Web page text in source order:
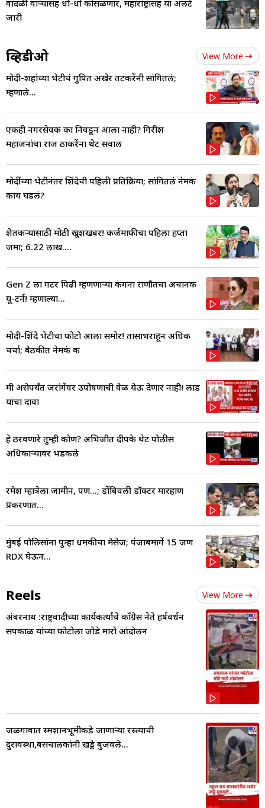
वादळी वाऱ्यासह धो-धो कोसळणार, महाराष्ट्रासह या अलर्ट
जारी
व्हिडीओ View More
मोदी-शहांच्या भेटीचं गुपित अखेर तटकरेंनी सांगितलं;
म्हणाले...
एकही नगरसेवक का निवडून आला नाही? गिरीश
महाजनांचा राज ठाकरेंना थेट सवाल
मोदींच्या भेटीनंतर शिंदेची पहिली प्रतिक्रिया; सांगितलं नेमकं
काय घडलं?
शेतकऱ्यांसाठी मोठी खुशखबर! कर्जमाफीचा पहिला हप्ता
जमा; 6.22 लाख....
Gen Z ला गटर पिढी म्हणणाऱ्या कंगना राणौतचा अचानक
यू-टर्न! म्हणाल्या...
मोदी-शिंदे भेटीचा फोटो आला समोर! तासाभराहून अधिक
चर्चा; बैठकीत नेमकं क
मी असेपर्यंत जरांगेंवर उपोषणाची वेळ येऊ देणार नाही! लाड
यांचा दावा
हे ठरवणारे तुम्ही कोण? अभिजीत दीपके थेट पोलीस
अधिकाऱ्यावर भडकले
रमेश म्हात्रेला जामीन, पण...; डोंबिवली डॉक्टर मारहाण
प्रकरणात...
मुंबई पोलिसांना पुन्हा धमकीचा मेसेज; पंजाबमार्गे 15 जण
RDX घेऊन...
Reels View More
अंबरनाथ :राष्ट्रवादीच्या कार्यकर्त्यांचे काँग्रेस नेते हर्षवर्धन
सपकाळ यांच्या फोटोला जोडे मारो आंदोलन
जळगावात स्मशानभूमीकडे जाणाऱ्या रस्त्याची
दुरावस्था,बसचालकांनी खड्डे बुजवले...